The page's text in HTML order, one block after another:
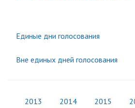
Единые дни голосования
Вне единых дней голосования
2013 2014 2015